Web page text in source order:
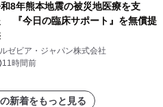
8年熊本地震の被災地医療を支
『今日の臨床サポート』を無償提
ゼビア・ジャパン株式会社
11時間前
新着をもっと見る